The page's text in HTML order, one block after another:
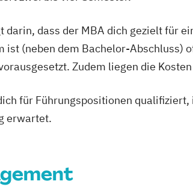
(FH)
darin, dass der MBA dich gezielt für
ist (neben dem Bachelor-
Zudem liegen die
für Führungspositionen
erwartet.